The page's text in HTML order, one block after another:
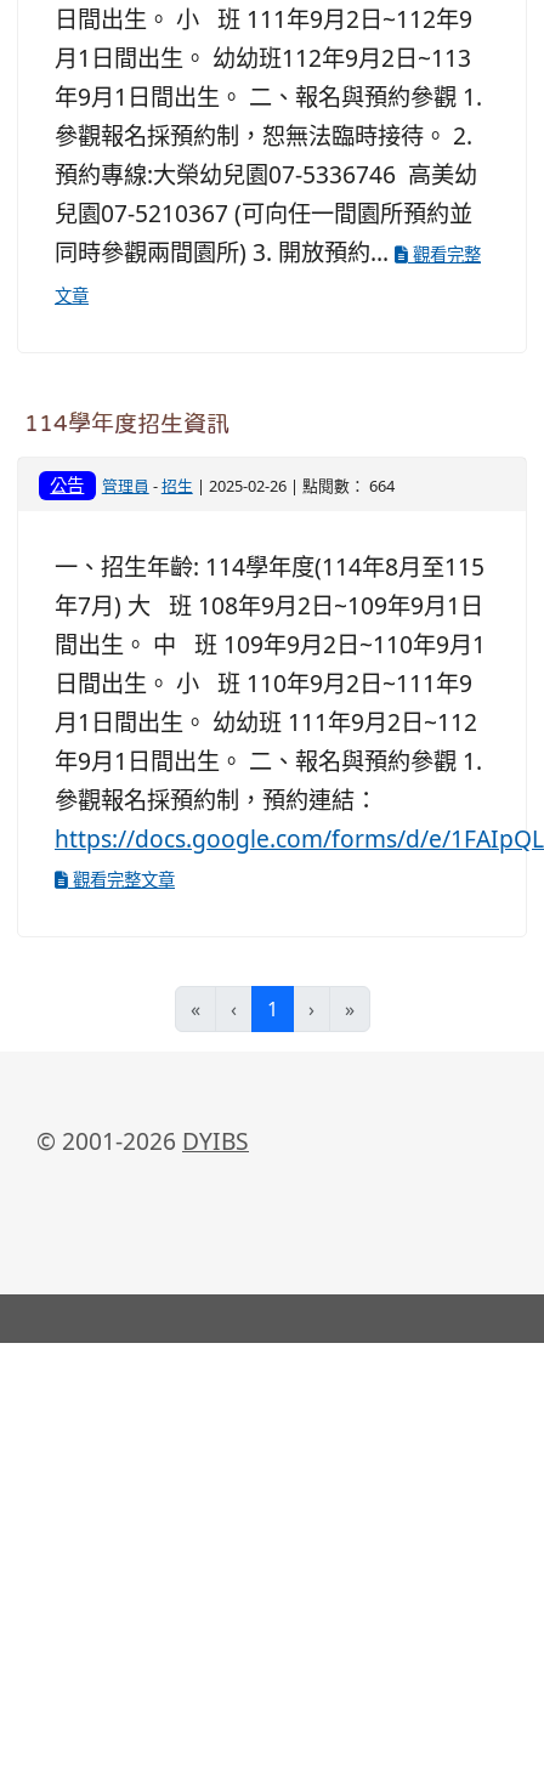
日間出生。 小 班 111年9月2日~112年9
月1日間出生。 幼幼班112年9月2日~113
年9月1日間出生。 二、報名與預約參觀 1.
參觀報名採預約制，恕無法臨時接待。 2.
預約專線:大榮幼兒園07-5336746 高美幼
兒園07-5210367 (可向任一間園所預約並
同時參觀兩間園所) 3. 開放預約...
觀看完整
文章
114學年度招生資訊
公告 管理員 -招生 | 2025-02-26 | 點閱數： 664
一、招生年齡: 114學年度(114年8月至115
年7月) 大 班 108年9月2日~109年9月1日
間出生。 中 班 109年9月2日~110年9月1
日間出生。 小 班 110年9月2日~111年9
月1日間出生。 幼幼班 111年9月2日~112
年9月1日間出生。 二、報名與預約參觀 1.
參觀報名採預約制，預約連結：
https://docs.google.com/forms/d/e/
觀看完整文章
« ‹ 1 (current)
› »
© 2001-2026 DYIBS